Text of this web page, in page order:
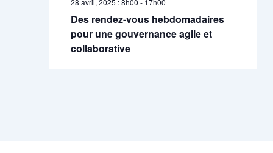
28 avril, 2025 : 8h00 - 17h00
Des rendez-vous hebdomadaires
pour une gouvernance agile et
collaborative